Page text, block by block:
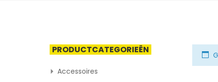
PRODUCTCATEGORIEËN
Accessoires